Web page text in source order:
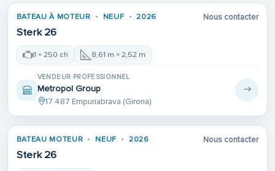
BATEAU À MOTEUR NEUF 2026
Sterk 26
Nous contacter
1 × 250 ch 8,61 m × 2,52 m
VENDEUR PROFESSIONNEL
Metropol Group
17 487 Empuriabrava (Girona)
BATEAU MOTEUR NEUF 2026
Sterk 26
Nous contacter